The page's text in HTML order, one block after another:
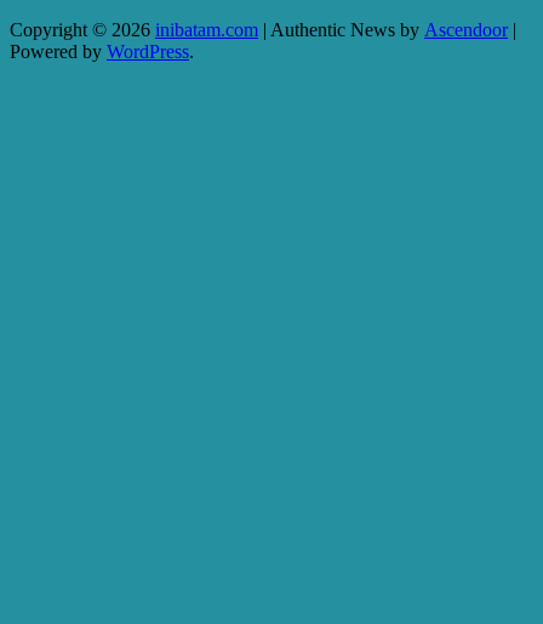
Copyright © 2026 inibatam.com | Authentic News by Ascendoor|
Powered by WordPress.